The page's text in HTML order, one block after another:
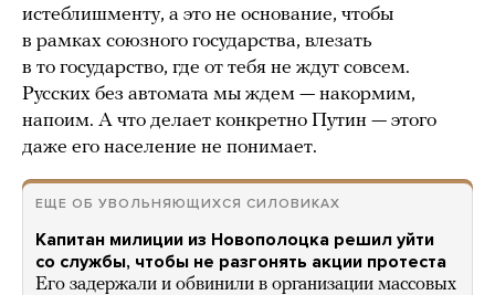
истеблишменту, а это не основание, чтобы
в рамках союзного государства, влезать
в то государство, где от тебя не ждут совсем.
Русских без автомата мы ждем — накормим,
напоим. А что делает конкретно Путин — этого
даже его население не понимает.
ЕЩЕ ОБ УВОЛЬНЯЮЩИХСЯ СИЛОВИКАХ
Капитан милиции из Новополоцка решил уйти
со службы, чтобы не разгонять акции протеста
Его задержали и обвинили в организации массовых